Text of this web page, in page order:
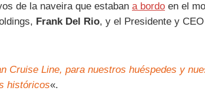
de la naveira que estaban a bordo en el
Frank Del Rio, y el Presidente y
Cruise Line, para nuestros huéspedes y
históricos«.